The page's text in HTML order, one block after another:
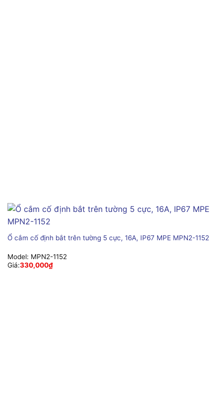
Ổ cắm cố định bắt trên tường 5 cực, 16A, IP67 MPE MPN2-1152
Model: MPN2-1152
Giá:330,000₫